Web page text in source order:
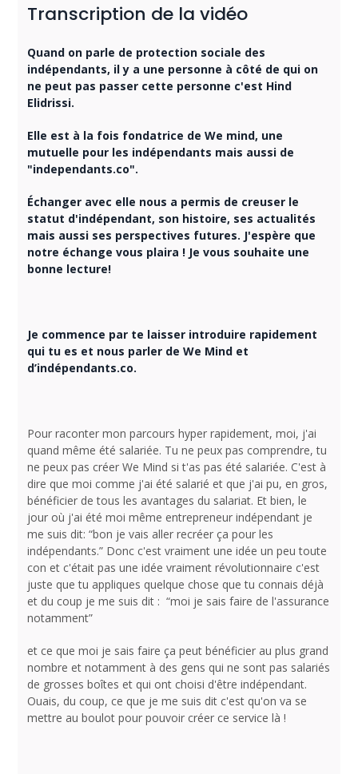
Transcription de la vidéo
Quand on parle de protection sociale des
indépendants, il y a une personne à côté de qui on
ne peut pas passer cette personne c'est Hind
Elidrissi.
Elle est à la fois fondatrice de We mind, une
mutuelle pour les indépendants mais aussi de
"independants.co".
Échanger avec elle nous a permis de creuser le
statut d'indépendant, son histoire, ses actualités
mais aussi ses perspectives futures. J'espère que
notre échange vous plaira ! Je vous souhaite une
bonne lecture!
Je commence par te laisser introduire rapidement
qui tu es et nous parler de We Mind et
d’indépendants.co.
Pour raconter mon parcours hyper rapidement, moi, j'ai
quand même été salariée. Tu ne peux pas comprendre, tu
ne peux pas créer We Mind si t'as pas été salariée. C'est à
dire que moi comme j'ai été salarié et que j'ai pu, en gros,
bénéficier de tous les avantages du salariat. Et bien, le
jour où j'ai été moi même entrepreneur indépendant je
me suis dit: “bon je vais aller recréer ça pour les
indépendants.” Donc c'est vraiment une idée un peu toute
con et c'était pas une idée vraiment révolutionnaire c'est
juste que tu appliques quelque chose que tu connais déjà
et du coup je me suis dit : “moi je sais faire de l'assurance
notamment”
et ce que moi je sais faire ça peut bénéficier au plus grand
nombre et notamment à des gens qui ne sont pas salariés
de grosses boîtes et qui ont choisi d'être indépendant.
Ouais, du coup, ce que je me suis dit c'est qu'on va se
mettre au boulot pour pouvoir créer ce service là !